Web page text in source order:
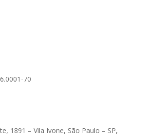
70
1891 – Vila Ivone, São Paulo – SP,